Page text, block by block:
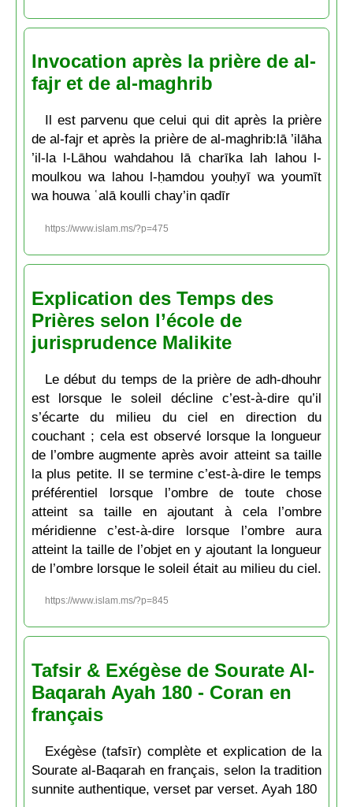
Invocation après la prière de al-
fajr et de al-maghrib
Il est parvenu que celui qui dit après la prière
de al-fajr et après la prière de al-maghrib:lā ’ilāha
’il-la l-Lāhou wahdahou lā charīka lah lahou l-
moulkou wa lahou l-ḥamdou youḥyī wa youmīt
wa houwa ʿalā koulli chay’in qadīr
https://www.islam.ms/?p=475
Explication des Temps des
Prières selon l’école de
jurisprudence Malikite
Le début du temps de la prière de adh-dhouhr
est lorsque le soleil décline c’est-à-dire qu’il
s’écarte du milieu du ciel en direction du
couchant ; cela est observé lorsque la longueur
de l’ombre augmente après avoir atteint sa taille
la plus petite. Il se termine c’est-à-dire le temps
préférentiel lorsque l’ombre de toute chose
atteint sa taille en ajoutant à cela l’ombre
méridienne c’est-à-dire lorsque l’ombre aura
atteint la taille de l’objet en y ajoutant la longueur
de l’ombre lorsque le soleil était au milieu du ciel.
https://www.islam.ms/?p=845
Tafsir & Exégèse de Sourate Al-
Baqarah Ayah 180 - Coran en
français
Exégèse (tafsīr) complète et explication de la
Sourate al-Baqarah en français, selon la tradition
sunnite authentique, verset par verset. Ayah 180